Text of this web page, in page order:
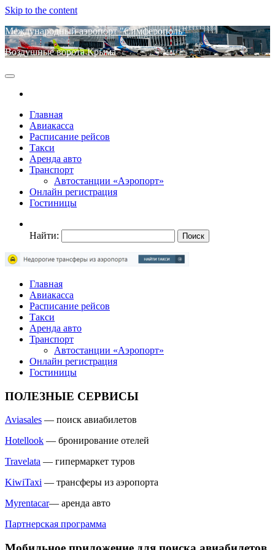
Skip to the content
Международный аэропорт "Симферополь"
Воздушные ворота Крыма
Главная
Авиакасса
Расписание рейсов
Такси
Аренда авто
Транспорт
Автостанции «Аэропорт»
Онлайн регистрация
Гостиницы
Найти:
Главная
Авиакасса
Расписание рейсов
Такси
Аренда авто
Транспорт
Автостанции «Аэропорт»
Онлайн регистрация
Гостиницы
ПОЛЕЗНЫЕ СЕРВИСЫ
Aviasales — поиск авиабилетов
Hotellook — бронирование отелей
Travelata — гипермаркет туров
KiwiTaxi — трансферы из аэропорта
Myrentacar— аренда авто
Партнерская программа